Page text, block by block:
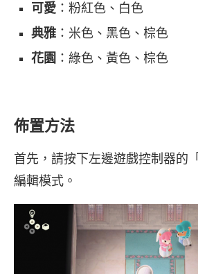
可愛 ：粉紅色、白色
典雅 ：米色、黑色、棕色
花園 ：綠色、黃色、棕色
佈置方法
首先，請按下左邊遊戲控制器的「
編輯模式。